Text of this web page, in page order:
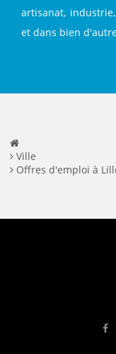
artisanat,
et dans bien
Ville
Offres d'emploi à